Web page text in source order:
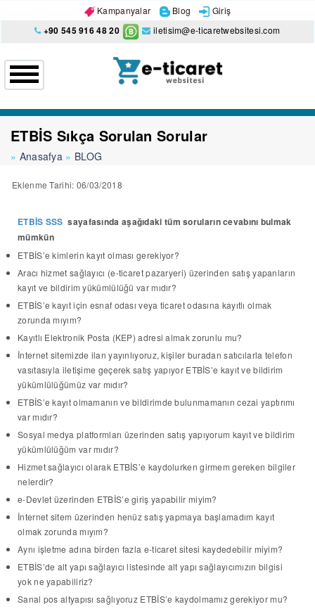
Kampanyalar Blog Giriş
+90 545 916 48 20 iletisim@e-ticaretwebsitesi.com
ETBİS Sıkça Sorulan Sorular
Anasafya BLOG
Eklenme Tarihi: 06/03/2018
ETBİS SSS sayafasında aşağıdaki tüm soruların cevabını bulmak
mümkün
ETBİS’e kimlerin kayıt olması gerekiyor?
Aracı hizmet sağlayıcı (e-ticaret pazaryeri) üzerinden satış yapanların
kayıt ve bildirim yükümlülüğü var mıdır?
ETBİS’e kayıt için esnaf odası veya ticaret odasına kayıtlı olmak
zorunda mıyım?
Kayıtlı Elektronik Posta (KEP) adresi almak zorunlu mu?
İnternet sitemizde ilan yayınlıyoruz, kişiler buradan satıcılarla telefon
vasıtasıyla iletişime geçerek satış yapıyor ETBİS’e kayıt ve bildirim
yükümlülüğümüz var mıdır?
ETBİS’e kayıt olmamanın ve bildirimde bulunmamanın cezai yaptırımı
var mıdır?
Sosyal medya platformları üzerinden satış yapıyorum kayıt ve bildirim
yükümlülüğüm var mıdır?
Hizmet sağlayıcı olarak ETBİS’e kaydolurken girmem gereken bilgiler
nelerdir?
e-Devlet üzerinden ETBİS’e giriş yapabilir miyim?
İnternet sitem üzerinden henüz satış yapmaya başlamadım kayıt
olmak zorunda mıyım?
Aynı işletme adına birden fazla e-ticaret sitesi kaydedebilir miyim?
ETBİS’de alt yapı sağlayıcı listesinde alt yapı sağlayıcımızın bilgisi
yok ne yapabiliriz?
Sanal pos altyapısı sağlıyoruz ETBİS’e kaydolmamız gerekiyor mu?